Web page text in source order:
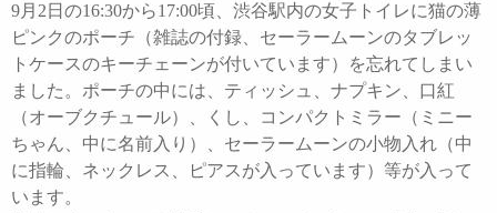
9月2日の16:30から17:00頃、渋谷駅内の女子トイレに猫の薄
ピンクのポーチ（雑誌の付録、セーラームーンのタブレッ
トケースのキーチェーンが付いています）を忘れてしまい
ました。ポーチの中には、ティッシュ、ナプキン、口紅
（オーブクチュール）、くし、コンパクトミラー（ミニー
ちゃん、中に名前入り）、セーラームーンの小物入れ（中
に指輪、ネックレス、ピアスが入っています）等が入って
います。